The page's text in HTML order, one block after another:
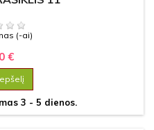
(-ai)
€
3 - 5 dienos.